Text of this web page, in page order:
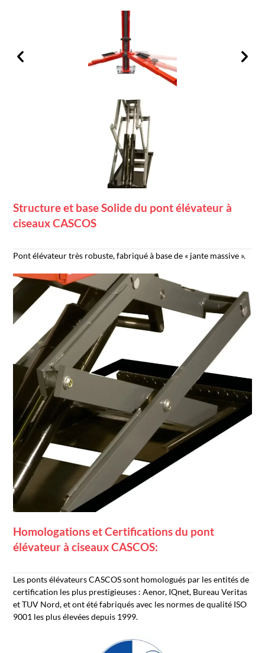
Structure et base Solide du pont élévateur à
ciseaux CASCOS
Pont élévateur très robuste, fabriqué à base de « jante massive ».
Homologations et Certifications du pont
élévateur à ciseaux CASCOS:
Les ponts élévateurs CASCOS sont homologués par les entités de
certification les plus prestigieuses : Aenor, IQnet, Bureau Veritas
et TUV Nord, et ont été fabriqués avec les normes de qualité ISO
9001 les plus élevées depuis 1999.